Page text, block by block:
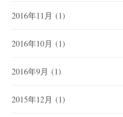
2016年11月 (1)
2016年10月 (1)
2016年9月 (1)
2015年12月 (1)